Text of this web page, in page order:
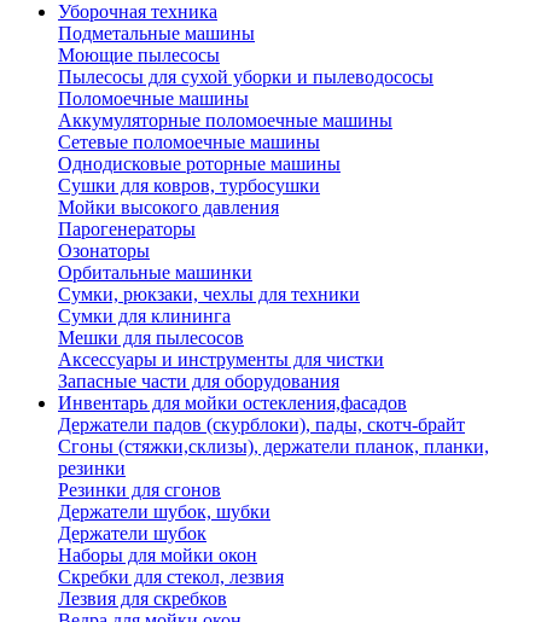
Уборочная техника
Подметальные машины
Моющие пылесосы
Пылесосы для сухой уборки и пылеводососы
Поломоечные машины
Аккумуляторные поломоечные машины
Сетевые поломоечные машины
Однодисковые роторные машины
Сушки для ковров, турбосушки
Мойки высокого давления
Парогенераторы
Озонаторы
Орбитальные машинки
Сумки, рюкзаки, чехлы для техники
Сумки для клининга
Мешки для пылесосов
Аксессуары и инструменты для чистки
Запасные части для оборудования
Инвентарь для мойки остекления,фасадов
Держатели падов (скурблоки), пады, скотч-брайт
Сгоны (стяжки,склизы), держатели планок, планки,
резинки
Резинки для сгонов
Держатели шубок, шубки
Держатели шубок
Наборы для мойки окон
Скребки для стекол, лезвия
Лезвия для скребков